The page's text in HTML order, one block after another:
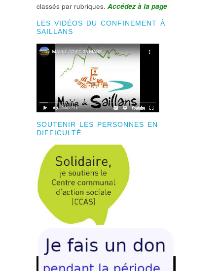
classés par rubriques. Accédez à la page
LES VIDÉOS DU CONFINEMENT À
SAILLANS
SOUTENIR LES PERSONNES EN
DIFFICULTÉ